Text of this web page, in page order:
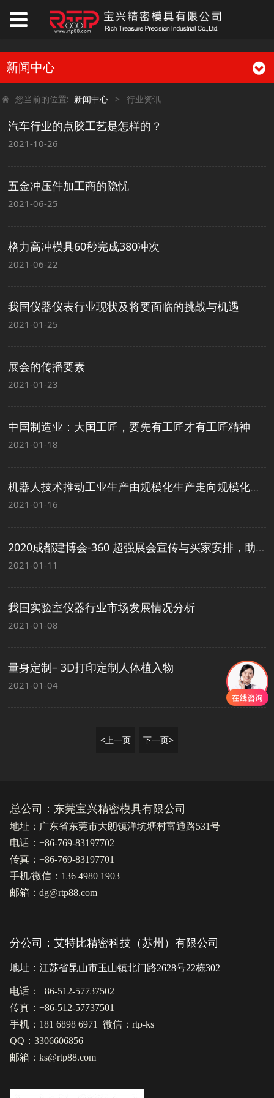
新闻中心
您当前的位置: 新闻中心 > 行业资讯
汽车行业的点胶工艺是怎样的？
2021-10-26
五金冲压件加工商的隐忧
2021-06-25
格力高冲模具60秒完成380冲次
2021-06-22
我国仪器仪表行业现状及将要面临的挑战与机遇
2021-01-25
展会的传播要素
2021-01-23
中国制造业：大国工匠，要先有工匠才有工匠精神
2021-01-18
机器人技术推动工业生产由规模化生产走向规模化定制。
2021-01-16
2020成都建博会-360 超强展会宣传与买家安排，助力展商参展参考效益最大化
2021-01-11
我国实验室仪器行业市场发展情况分析
2021-01-08
量身定制– 3D打印定制人体植入物
2021-01-04
<上一页 下一页>
总公司：东莞宝兴精密模具有限公司
地址：广东省东莞市大朗镇洋坑塘村富通路531号
电话：+86-769-83197702
传真：+86-769-83197701
手机/微信：136 4980 1903
邮箱：dg@rtp88.com
分公司：艾特比精密科技（苏州）有限公司
地址：江苏省昆山市玉山镇北门路2628号22栋302
电话：+86-512-57737502
传真：+86-512-57737501
手机：181 6898 6971 微信：rtp-ks
QQ：3306606856
邮箱：ks@rtp88.com